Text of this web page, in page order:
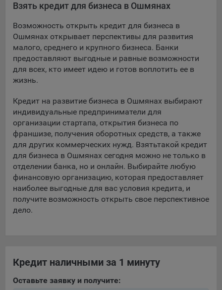
Взять кредит для бизнеса в Ошмянах
Возможность открыть кредит для бизнеса в
Ошмянах открывает перспективы для развития
малого, среднего и крупного бизнеса. Банки
предоставляют выгодные и равные возможности
для всех, кто имеет идею и готов воплотить ее в
жизнь.
Кредит на развитие бизнеса в Ошмянах выбирают
индивидуальные предприниматели для
организации стартапа, открытия бизнеса по
франшизе, получения оборотных средств, а также
для других коммерческих нужд. Взятьтакой кредит
для бизнеса в Ошмянах сегодня можно не только в
отделении банка, но и онлайн. Выбирайте любую
финансовую организацию, которая предоставляет
наиболее выгодные для вас условия кредита, и
получите возможность открыть свое перспективное
дело.
Кредит наличными за 1 минуту
Оставьте заявку и получите: